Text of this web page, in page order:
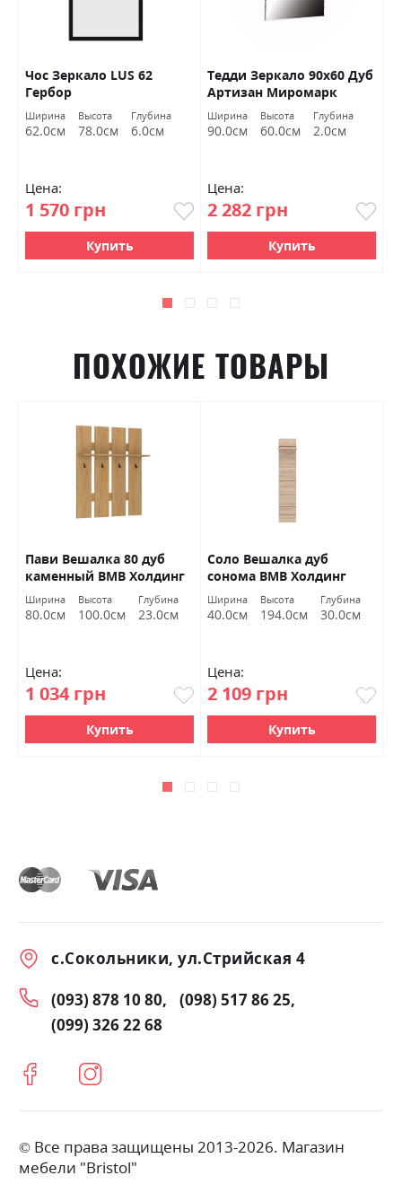
Чос Зеркало LUS 62
Гербор
Ширина
62.0см
Высота
78.0см
Глубина
6.0см
Цена:
1 570 грн
Купить
Тедди Зеркало 90х60 Дуб
Артизан Миромарк
Ширина
90.0см
Высота
60.0см
Глубина
2.0см
Цена:
2 282 грн
Купить
ПОХОЖИЕ ТОВАРЫ
Пави Вешалка 80 дуб
каменный ВМВ Холдинг
Ширина
80.0см
Высота
100.0см
Глубина
23.0см
Цена:
1 034 грн
Купить
Соло Вешалка дуб
сонома ВМВ Холдинг
Ширина
40.0см
Высота
194.0см
Глубина
30.0см
Цена:
2 109 грн
Купить
с.Сокольники, ул.Стрийская 4
(093) 878 10 80
(098) 517 86 25
(099) 326 22 68
© Все права защищены 2013-2026. Магазин
мебели "Bristol"